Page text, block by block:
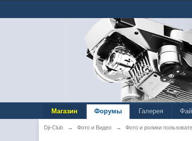
Магазин Форумы Галерея
Dji-Club → Фото и Видео → Фото и ролики